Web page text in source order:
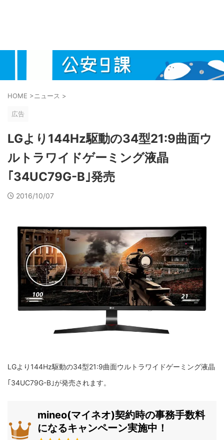
HOME >ニュース >
広告
LGより144Hz駆動の34型21:9曲面ウ
ルトラワイドゲーミング液晶
｢34UC79G-B｣発売
2016/10/07
LGより144Hz駆動の34型21:9曲面ウルトラワイドゲーミング液晶
｢34UC79G-B｣が発売されます。
mineo(マイネオ)契約時の事務手数料
になるキャンペーン実施中！